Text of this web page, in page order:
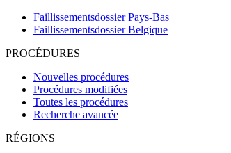
Faillissementsdossier Pays-Bas
Faillissementsdossier Belgique
PROCÉDURES
Nouvelles procédures
Procédures modifiées
Toutes les procédures
Recherche avancée
RÉGIONS